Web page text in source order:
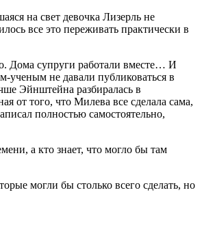
на свет девочка Лизерль не
все это переживать практически в
Дома супруги работали вместе… И
ученым не давали публиковаться в
Эйнштейна разбиралась в
от того, что Милева все сделала сама,
полностью самостоятельно,
а кто знает, что могло бы там
могли бы столько всего сделать, но